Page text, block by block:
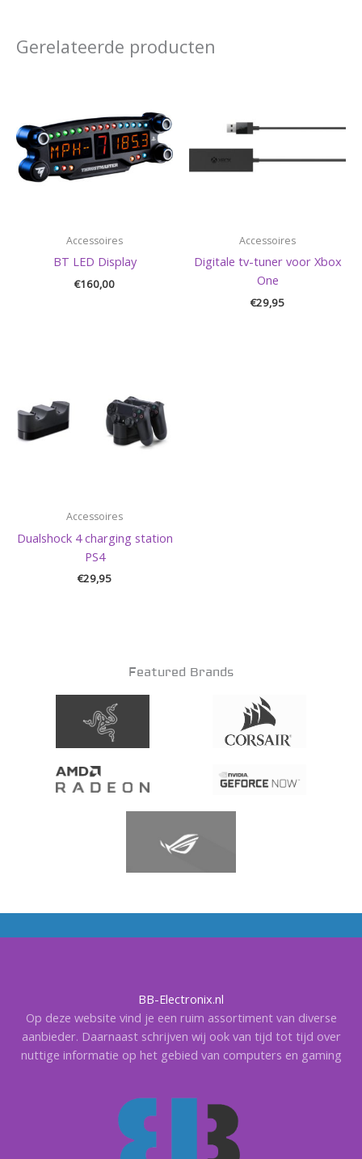
Gerelateerde producten
Accessoires
BT LED Display
€160,00
Accessoires
Digitale tv-tuner voor Xbox
One
€29,95
Accessoires
Dualshock 4 charging station
PS4
€29,95
Featured Brands
BB-Electronix.nl
Op deze website vind je een ruim assortiment van diverse
aanbieder. Daarnaast schrijven wij ook van tijd tot tijd over
nuttige informatie op het gebied van computers en gaming